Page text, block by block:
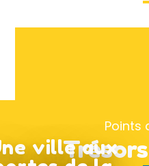
Points
ville aux